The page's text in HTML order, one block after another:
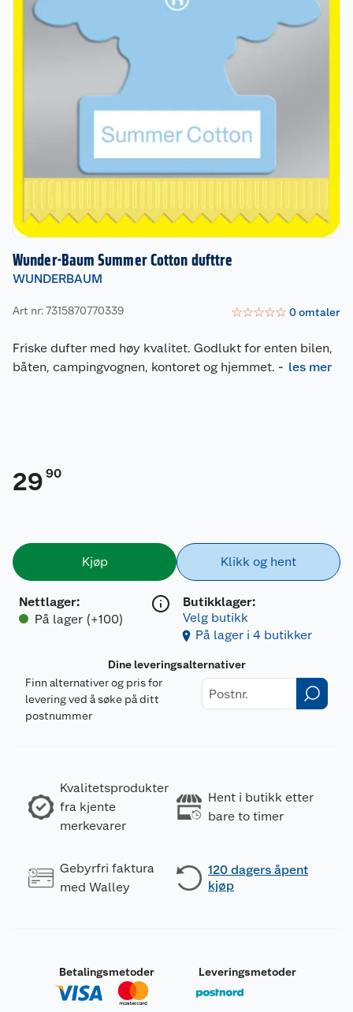
Wunder-Baum Summer Cotton dufttre
WUNDERBAUM
Art nr: 7315870770339 ☆☆☆☆☆ 0omtaler
Friske dufter med høy kvalitet. Godlukt for enten bilen,
båten, campingvognen, kontoret og hjemmet. - les mer
29 90
Kjøp
Nettlager:
På lager (+100)
Klikk og hent
Butikklager:
Velg butikk
På lager i 4 butikker
Dine leveringsalternativer
Finn alternativer og pris for
levering ved å søke på ditt
postnummer
Kvalitetsprodukter
fra kjente
merkevarer
Hent i butikk etter
bare to timer
Gebyrfri faktura
med Walley
120 dagers åpent
kjøp
Betalingsmetoder Leveringsmetoder